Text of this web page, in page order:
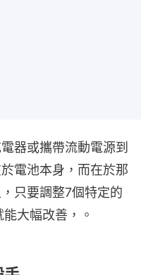
器或攜帶流動電源到
電池本身，而在於那
只要調整7個特定的
大幅改善，。